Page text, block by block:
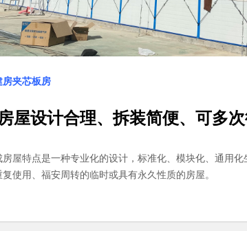
房夹芯板房
屋设计合理、拆装简便、可多
房屋特点是一种专业化的设计，标准化、模块化、通用
使用、福安周转的临时或具有永久性质的房屋。